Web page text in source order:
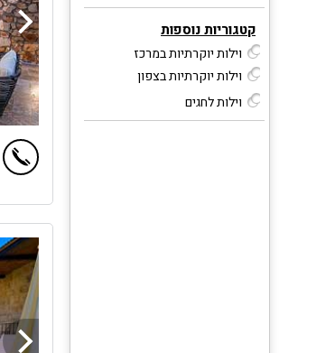
קטגוריות נוספות
וילות יוקרתיות במרכז
וילות יוקרתיות בצפון
וילות לחגים